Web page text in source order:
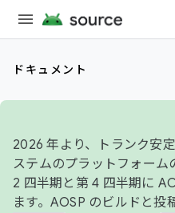
ドキュメント
2026 年より、トランク安
ステムのプラットフォー
2 四半期と第 4 四半期に
ます。AOSP のビルドと投